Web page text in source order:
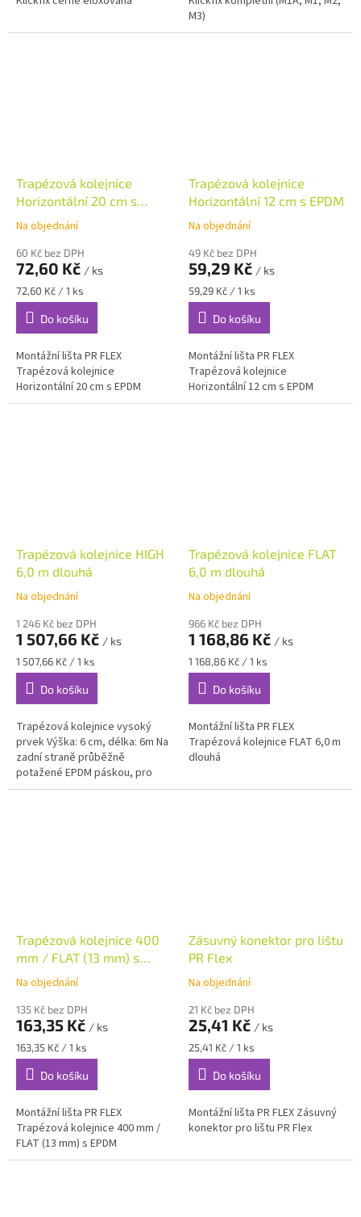
M3)
Trapézová kolejnice
Horizontální 20 cm s
EPDM
Na objednání
60 Kč bez DPH
72,60 Kč / ks
Měrná
cena:
72,60 Kč / 1 ks
Do košíku
Montážní lišta PR FLEX
Trapézová kolejnice
Horizontální 20 cm s EPDM
Trapézová kolejnice
Horizontální 12 cm s EPDM
Na objednání
49 Kč bez DPH
59,29 Kč / ks
Měrná
cena:
59,29 Kč / 1 ks
Do košíku
Montážní lišta PR FLEX
Trapézová kolejnice
Horizontální 12 cm s EPDM
Trapézová kolejnice HIGH
6,0 m dlouhá
Na objednání
1 246 Kč bez DPH
1 507,66 Kč / ks
Měrná
cena:
1 507,66 Kč / 1 ks
Do košíku
Trapézová kolejnice vysoký
prvek Výška: 6 cm, délka: 6m Na
zadní straně průběžně
potažené EPDM páskou, pro
přímé šroubové spojení s
Trapézová kolejnice FLAT
6,0 m dlouhá
Na objednání
966 Kč bez DPH
1 168,86 Kč / ks
Měrná
cena:
1 168,86 Kč / 1 ks
Do košíku
Montážní lišta PR FLEX
Trapézová kolejnice FLAT 6,0 m
dlouhá
Trapézová kolejnice 400
mm / FLAT (13 mm) s
EPDM
Na objednání
135 Kč bez DPH
163,35 Kč / ks
Měrná
cena:
163,35 Kč / 1 ks
Do košíku
Montážní lišta PR FLEX
Trapézová kolejnice 400 mm /
FLAT (13 mm) s EPDM
Zásuvný konektor pro lištu
PR Flex
Na objednání
21 Kč bez DPH
25,41 Kč / ks
Měrná
cena:
25,41 Kč / 1 ks
Do košíku
Montážní lišta PR FLEX Zásuvný
konektor pro lištu PR Flex